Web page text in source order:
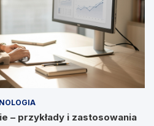
– przykłady i zastosowania